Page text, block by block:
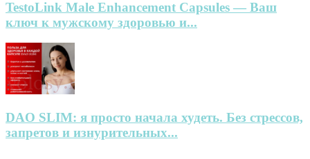
TestoLink Male Enhancement Capsules — Ваш
ключ к мужскому здоровью и...
DAO SLIM: я просто начала худеть. Без стрессов,
запретов и изнурительных...